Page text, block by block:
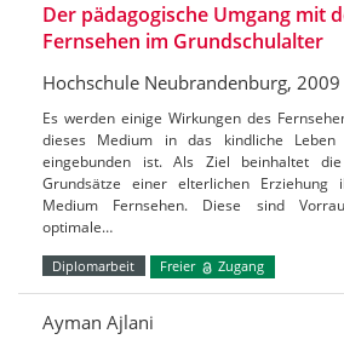
Der pädagogische Umgang mit
Fernsehen im Grundschulalter
Hochschule Neubrandenburg, 2009
Es werden einige Wirkungen des
dieses Medium in das kindliche Leben
eingebunden ist. Als Ziel beinhaltet
Grundsätze einer elterlichen
Medium Fernsehen. Diese sind
optimale…
Diplomarbeit Freier Zugang
Ayman Ajlani